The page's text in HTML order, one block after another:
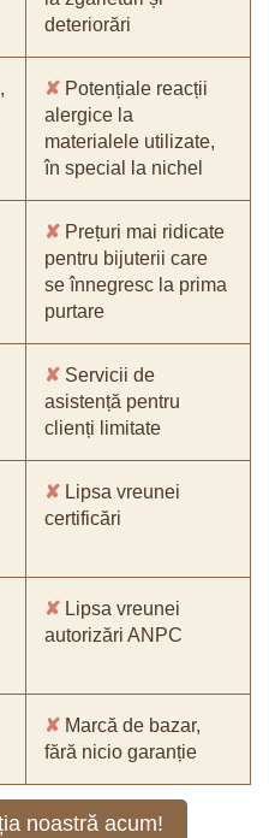
deteriorări
✘ Potențiale reacții
alergice la
materialele utilizate,
în special la nichel
✘ Prețuri mai ridicate
pentru bijuterii care
se înnegresc la prima
purtare
✘ Servicii de
asistență pentru
clienți limitate
✘ Lipsa vreunei
certificări
✘ Lipsa vreunei
autorizări ANPC
✘ Marcă de bazar,
fără nicio garanție
noastră acum!